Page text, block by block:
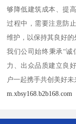
够降低建筑成本、提
过程中，需要注意防
维护，以保持其良好的
我们公司始终秉承“诚
力、出众品质建立良
户一起携手共创美好未
m.xbsy168.b2b168.com